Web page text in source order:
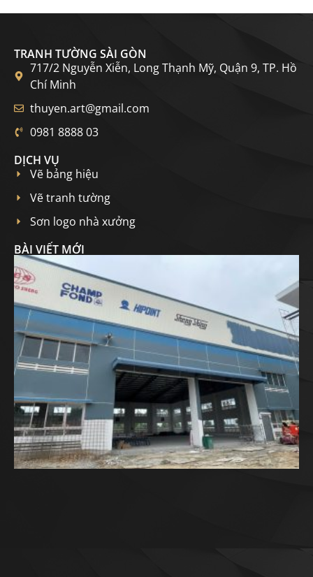
TRANH TƯỜNG SÀI GÒN
717/2 Nguyễn Xiễn, Long Thạnh Mỹ, Quận 9, TP. Hồ
Chí Minh
thuyen.art@gmail.com
0981 8888 03
DỊCH VỤ
Vẽ bảng hiệu
Vẽ tranh tường
Sơn logo nhà xưởng
BÀI VIẾT MỚI